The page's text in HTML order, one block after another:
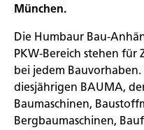
München.
Die Humbaur Bau-
PKW-Bereich stehen
bei jedem
diesjährigen BAUMA,
Baumaschinen,
Bergbaumaschinen,